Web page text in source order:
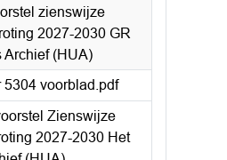
zienswijze
2027-2030 GR
Archief (HUA)
5304 voorblad.pdf
Zienswijze
2027-2030 Het